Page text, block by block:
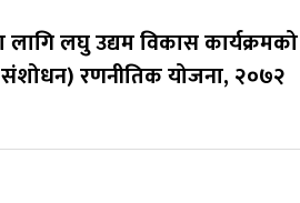
लागि लघु उद्यम विकास
संशोधन) रणनीतिक योजना, २०७२